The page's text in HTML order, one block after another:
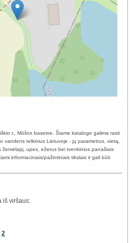
r., Mūšos baseine. Šiame kataloge galima rasti
vandens telkinius Lietuvoje - jų parametrus, vietą,
upes, ežerus bei tvenkinius panašiais
informaciniais/pažintiniais tikslais ir gali būti
iš viršaus:
2